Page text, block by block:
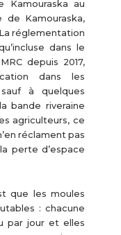
Kamouraska au
Kamouraska,
réglementation
dans le
depuis 2017,
dans les
à quelques
bande riveraine
agriculteurs, ce
réclament pas
perte d’espace
que les moules
: chacune
par jour et elles